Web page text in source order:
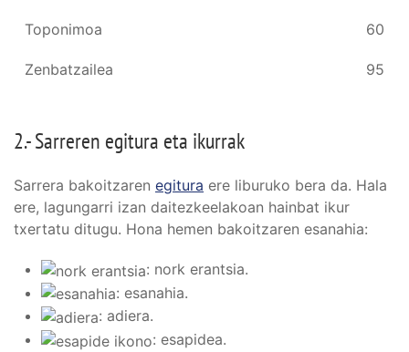
Toponimoa 60
Zenbatzailea 95
2.- Sarreren egitura eta ikurrak
Sarrera bakoitzaren egitura ere liburuko bera da. Hala
ere, lagungarri izan daitezkeelakoan hainbat ikur
txertatu ditugu. Hona hemen bakoitzaren esanahia:
: nork erantsia.
: esanahia.
: adiera.
: esapidea.